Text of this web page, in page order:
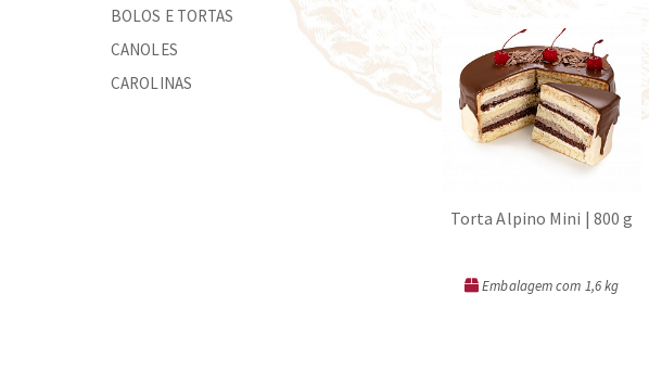
BOLOS E TORTAS
CANOLES
CAROLINAS
Torta Alpino Mini | 800 g
Embalagem com 1,6 kg